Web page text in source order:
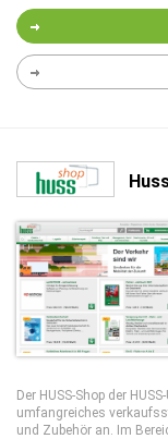
Der HUSS-Shop der
umfangreiches
und Zubehör an. Im